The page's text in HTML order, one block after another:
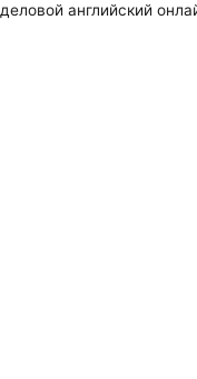
деловой английский